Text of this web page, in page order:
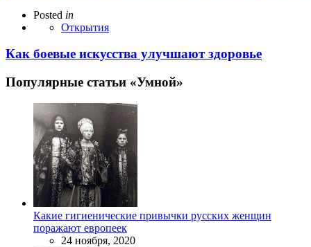
Posted in
Открытия
Как боевые искусства улучшают здоровье
Популярные статьи «Умной»
Какие гигиенические привычки русских женщин
поражают европеек
24 ноября, 2020